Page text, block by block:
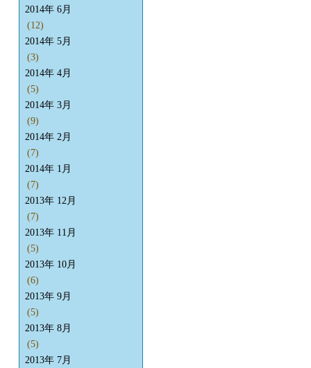
2014年 6月
(12)
2014年 5月
(3)
2014年 4月
(5)
2014年 3月
(9)
2014年 2月
(7)
2014年 1月
(7)
2013年 12月
(7)
2013年 11月
(5)
2013年 10月
(6)
2013年 9月
(5)
2013年 8月
(5)
2013年 7月